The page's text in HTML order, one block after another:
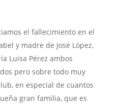
el fallecimiento en el
y madre de José López,
Luisa Pérez ambos
pero sobre todo muy
en especial de cuantos
gran familia, que es